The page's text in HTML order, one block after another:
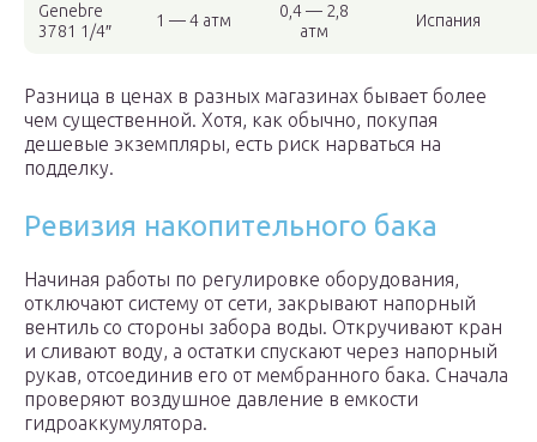
Genebre
3781 1/4″
1 — 4 атм
0,4 — 2,8
атм
Испания
Разница в ценах в разных магазинах бывает более
чем существенной. Хотя, как обычно, покупая
дешевые экземпляры, есть риск нарваться на
подделку.
Ревизия накопительного бака
Начиная работы по регулировке оборудования,
отключают систему от сети, закрывают напорный
вентиль со стороны забора воды. Откручивают кран
и сливают воду, а остатки спускают через напорный
рукав, отсоединив его от мембранного бака. Сначала
проверяют воздушное давление в емкости
гидроаккумулятора.